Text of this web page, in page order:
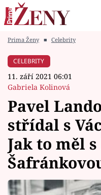
Módní alarm
Témata
Celebrity
Vztahy
Prima Ženy ■ Celebrity
CELEBRITY
11. září 2021 06:01
Gabriela Kolinová
Pavel
střídal s
Jak to měl